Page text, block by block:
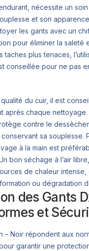
nécessite un
et son
les gants avec un
pour éliminer la saleté
taches plus tenaces,
conseillée pour ne pas
du cuir, il est
après chaque
contre le
sa souplesse.
à la main est
bon séchage à l’air
de chaleur intense,
ou dégradation
des Gants
et
– Noir répondent aux
garantir une